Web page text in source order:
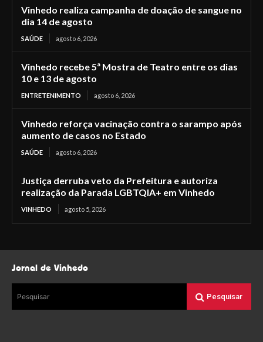
Vinhedo realiza campanha de doação de sangue no
dia 14 de agosto
SAÚDE agosto 6, 2026
Vinhedo recebe 5ª Mostra de Teatro entre os dias
10 e 13 de agosto
ENTRETENIMENTO agosto 6, 2026
Vinhedo reforça vacinação contra o sarampo após
aumento de casos no Estado
SAÚDE agosto 6, 2026
Justiça derruba veto da Prefeitura e autoriza
realização da Parada LGBTQIA+ em Vinhedo
VINHEDO agosto 5, 2026
Jornal de Vinhedo
Pesquisar Pesquisar